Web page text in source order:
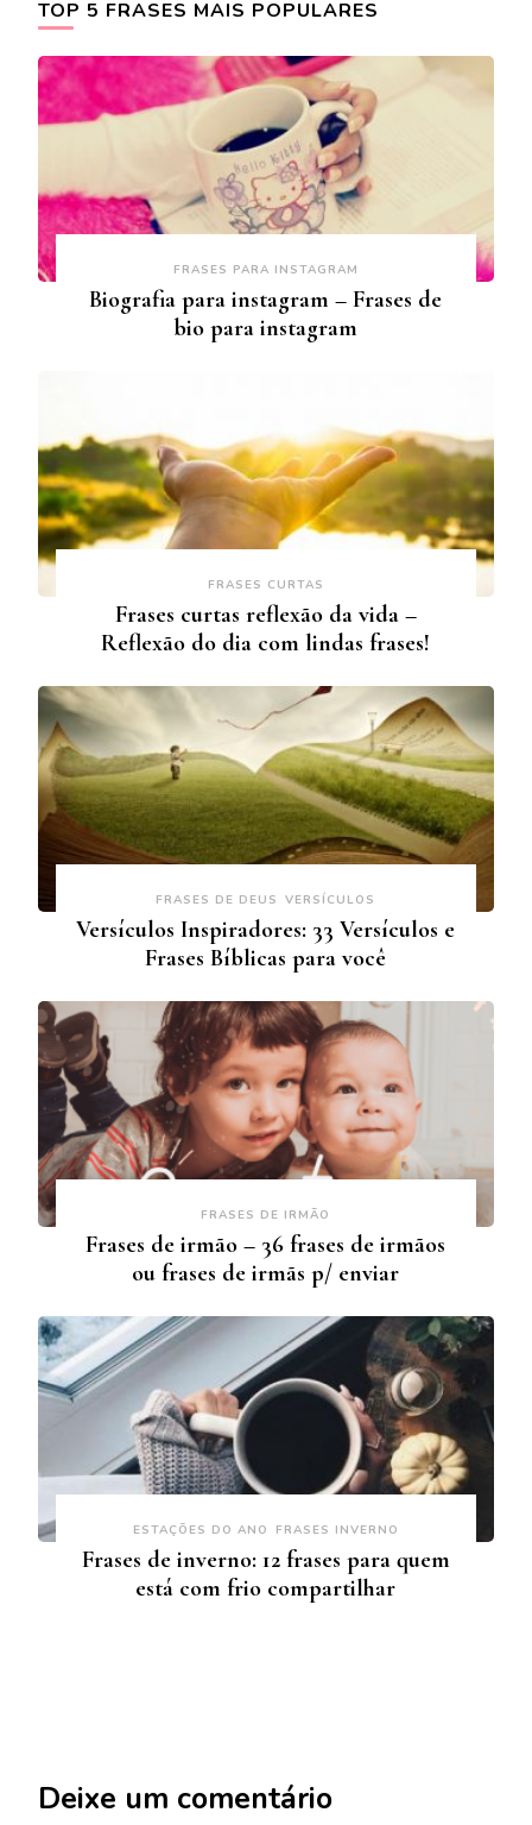
TOP 5 FRASES MAIS POPULARES
FRASES PARA INSTAGRAM
Biografia para instagram – Frases de
bio para instagram
FRASES CURTAS
Frases curtas reflexão da vida –
Reflexão do dia com lindas frases!
FRASES DE DEUS VERSÍCULOS
Versículos Inspiradores: 33 Versículos e
Frases Bíblicas para você
FRASES DE IRMÃO
Frases de irmão – 36 frases de irmãos
ou frases de irmãs p/ enviar
ESTAÇÕES DO ANO FRASES INVERNO
Frases de inverno: 12 frases para quem
está com frio compartilhar
Deixe um comentário